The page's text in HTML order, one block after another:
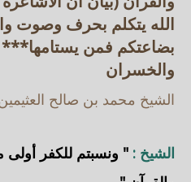
الله يتكلم بحرف وصوت
بضاعتكم فمن
والخسران
الشيخ محمد بن صالح
الشيخ : " ونسبتم للكفر أولى